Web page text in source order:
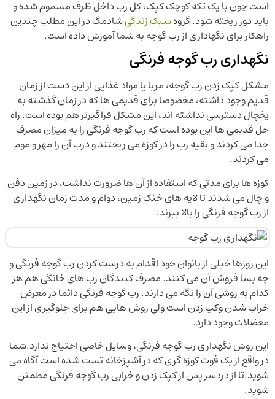
است چون با یک تکه کوچک کپک، کل رب داخل ظرف مسموم شده و
باید دور ریخته شود. گروهسبک زندگیشادمگ در این مطلب چندین
راهکار برای نگهاداری از رب گوجه به شما آموزش داده است.
نگهداری رب گوجه فرنگی
مشکل کپک زدن رب گوجه، مربا یا مواد غذایی از این دست از زمان
قدیم وجود داشته، مخصوصا برای قدیمی ها که در زمان گذشته به
یخچال دسترسی نداشته اند، این مشکل فراگیرتر هم بوده است. راه
حل قدیمی ها این بوده است که رب گوجه فرنگی را به میزان مصرف
جدا می کردند و بقیه رب را در کوزه می ریختند و درب آن را مهر و موم
می کردند.
کوزه ها برای مدتی که استفاده از آن ها ضرورت نداشت، در زمین دفن
و چال می شدند تا لایه های خنک زمین، دوام و مدت زمان نگهداری
از رب گوجه فرنگی را بالا ببرند.
این روزها خیلی از بانوان خود اقدام به درست کردن رب گوجه فرنگی و
چه بسا فروش آن می کنند. مصرف کنندگان رب های خانگی هم هر
کدام به روشی آن را نگه می دارند. رب گوجه فرنگی دائما در معرض
خراب شدن وکپ زدن است ولی روش هایی هم برای جلوگیری از این
معضلات وجود دارد.
این روش نگهداری رب گوجه فرنگی، وسایل خاصی احتیاج ندارد.شما
در واقع از یک فوت کوزه گری که در آشپزخانه تست شده است آگاه می
شوید.تا از دردسر پس از کپک زدن و خرابی رب گوجه فرنگی مطمئن
شوید.